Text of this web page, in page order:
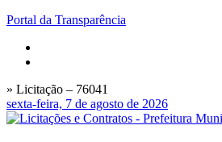
Portal da Transparência
» Licitação – 76041
sexta-feira, 7 de agosto de 2026